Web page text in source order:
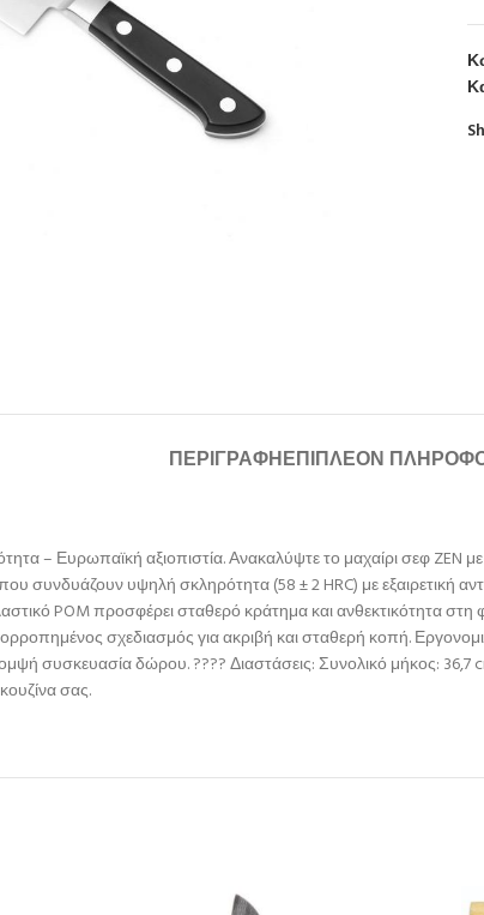
ΠΕΡΙΓΡΑΦΉΕΠΙΠΛΈΟΝ
– Ευρωπαϊκή αξιοπιστία. Ανακαλύψτε το μαχαίρι σεφ
συνδυάζουν υψηλή σκληρότητα (58 ± 2 HRC) με εξαιρετική
POM προσφέρει σταθερό κράτημα και ανθεκτικότητα
σχεδιασμός για ακριβή και σταθερή κοπή.
συσκευασία δώρου. ???? Διαστάσεις: Συνολικό μήκος:
σας.